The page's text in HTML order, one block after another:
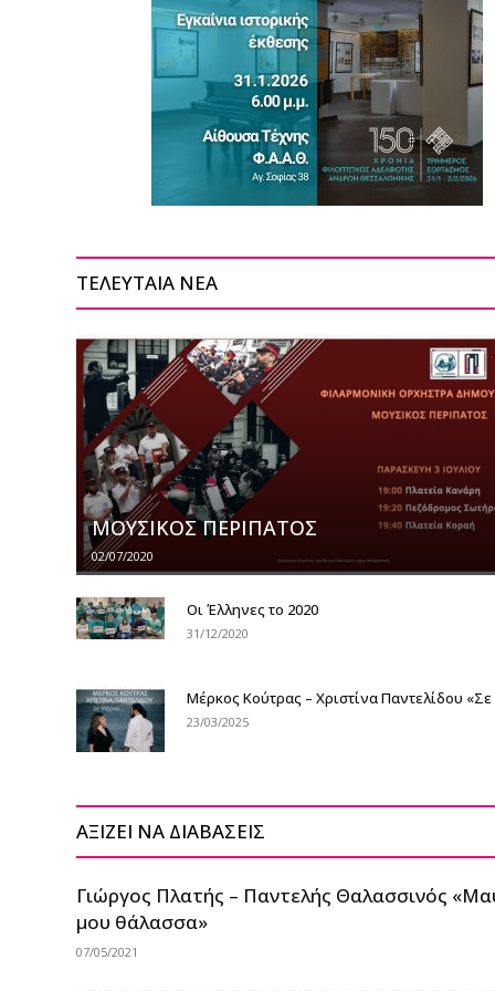
ΤΕΛΕΥΤΑΙΑ ΝΕΑ
ΜΟΥΣΙΚΟΣ ΠΕΡΙΠΑΤΟΣ
02/07/2020
Οι Έλληνες το 2020
31/12/2020
Μέρκος Κούτρας – Χριστίνα Παντελίδου
23/03/2025
ΑΞΙΖΕΙ ΝΑ ΔΙΑΒΑΣΕΙΣ
Γιώργος Πλατής – Παντελής Θαλασσινός
μου θάλασσα»
07/05/2021